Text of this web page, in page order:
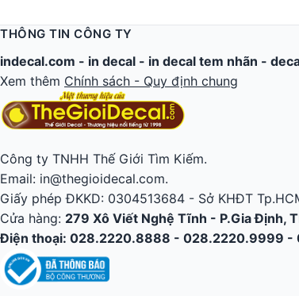
THÔNG TIN CÔNG TY
indecal.com - in decal - in decal tem nhãn -
Xem thêm Chính sách - Quy định chung
Công ty TNHH Thế Giới Tìm Kiếm.
Email: in@thegioidecal.com.
Giấy phép ĐKKD: 0304513684 - Sở KHĐT
Cửa hàng: 279 Xô Viết Nghệ Tĩnh - P.Gia Định,
Điện thoại: 028.2220.8888 - 028.2220.9999 -